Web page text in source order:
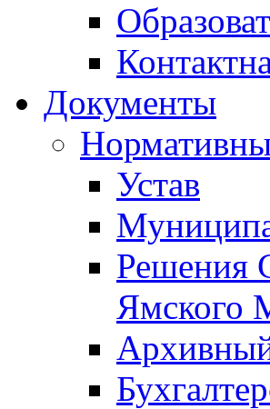
Документы
Устав
Решения
Ямского